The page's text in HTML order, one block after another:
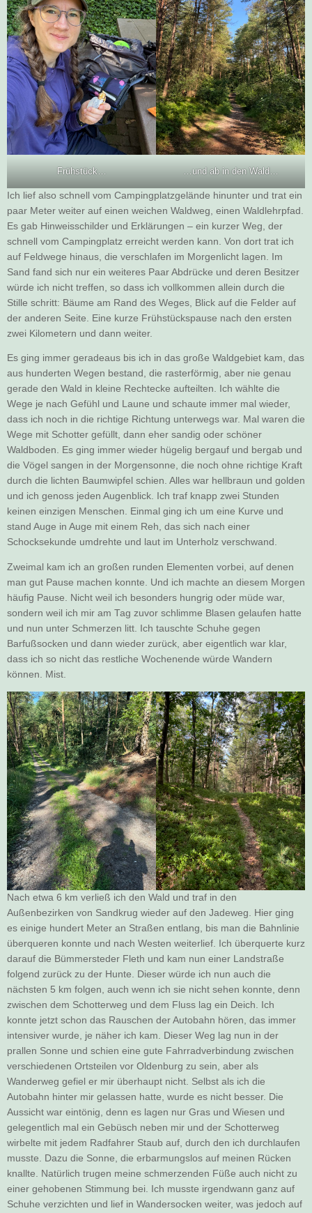
Frühstück… …und ab in den Wald…
Ich lief also schnell vom Campingplatzgelände hinunter und trat ein
paar Meter weiter auf einen weichen Waldweg, einen Waldlehrpfad.
Es gab Hinweisschilder und Erklärungen – ein kurzer Weg, der
schnell vom Campingplatz erreicht werden kann. Von dort trat ich
auf Feldwege hinaus, die verschlafen im Morgenlicht lagen. Im
Sand fand sich nur ein weiteres Paar Abdrücke und deren Besitzer
würde ich nicht treffen, so dass ich vollkommen allein durch die
Stille schritt: Bäume am Rand des Weges, Blick auf die Felder auf
der anderen Seite. Eine kurze Frühstückspause nach den ersten
zwei Kilometern und dann weiter.
Es ging immer geradeaus bis ich in das große Waldgebiet kam, das
aus hunderten Wegen bestand, die rasterförmig, aber nie genau
gerade den Wald in kleine Rechtecke aufteilten. Ich wählte die
Wege je nach Gefühl und Laune und schaute immer mal wieder,
dass ich noch in die richtige Richtung unterwegs war. Mal waren die
Wege mit Schotter gefüllt, dann eher sandig oder schöner
Waldboden. Es ging immer wieder hügelig bergauf und bergab und
die Vögel sangen in der Morgensonne, die noch ohne richtige Kraft
durch die lichten Baumwipfel schien. Alles war hellbraun und golden
und ich genoss jeden Augenblick. Ich traf knapp zwei Stunden
keinen einzigen Menschen. Einmal ging ich um eine Kurve und
stand Auge in Auge mit einem Reh, das sich nach einer
Schocksekunde umdrehte und laut im Unterholz verschwand.
Zweimal kam ich an großen runden Elementen vorbei, auf denen
man gut Pause machen konnte. Und ich machte an diesem Morgen
häufig Pause. Nicht weil ich besonders hungrig oder müde war,
sondern weil ich mir am Tag zuvor schlimme Blasen gelaufen hatte
und nun unter Schmerzen litt. Ich tauschte Schuhe gegen
Barfußsocken und dann wieder zurück, aber eigentlich war klar,
dass ich so nicht das restliche Wochenende würde Wandern
können. Mist.
Nach etwa 6 km verließ ich den Wald und traf in den
Außenbezirken von Sandkrug wieder auf den Jadeweg. Hier ging
es einige hundert Meter an Straßen entlang, bis man die Bahnlinie
überqueren konnte und nach Westen weiterlief. Ich überquerte kurz
darauf die Bümmersteder Fleth und kam nun einer Landstraße
folgend zurück zu der Hunte. Dieser würde ich nun auch die
nächsten 5 km folgen, auch wenn ich sie nicht sehen konnte, denn
zwischen dem Schotterweg und dem Fluss lag ein Deich. Ich
konnte jetzt schon das Rauschen der Autobahn hören, das immer
intensiver wurde, je näher ich kam. Dieser Weg lag nun in der
prallen Sonne und schien eine gute Fahrradverbindung zwischen
verschiedenen Ortsteilen vor Oldenburg zu sein, aber als
Wanderweg gefiel er mir überhaupt nicht. Selbst als ich die
Autobahn hinter mir gelassen hatte, wurde es nicht besser. Die
Aussicht war eintönig, denn es lagen nur Gras und Wiesen und
gelegentlich mal ein Gebüsch neben mir und der Schotterweg
wirbelte mit jedem Radfahrer Staub auf, durch den ich durchlaufen
musste. Dazu die Sonne, die erbarmungslos auf meinen Rücken
knallte. Natürlich trugen meine schmerzenden Füße auch nicht zu
einer gehobenen Stimmung bei. Ich musste irgendwann ganz auf
Schuhe verzichten und lief in Wandersocken weiter, was jedoch auf